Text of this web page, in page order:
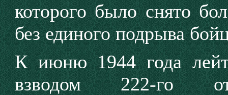
которого было снято
без единого подрыва
К июню 1944 года
взводом 222-го